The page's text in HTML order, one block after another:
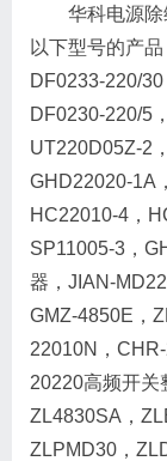
华科电源
以下型号的产
DF0233-220/
DF0230-220/5
UT220D05Z-2
GHD22020-1A
HC22010-4，
SP11005-3，
器，JIAN-
GMZ-4850E，
22010N，
20220高频开关
ZL4830SA，
ZLPMD30，